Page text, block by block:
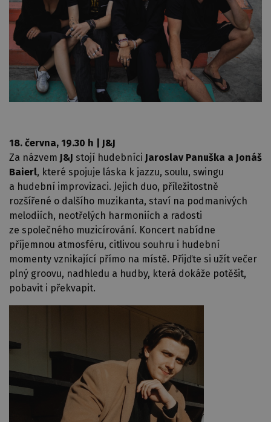
18. června, 19.30 h | J&J
Za názvem J&J stojí hudebníci Jaroslav Panuška a Jonáš
Baierl, které spojuje láska k jazzu, soulu, swingu
a hudební improvizaci. Jejich duo, příležitostně
rozšířené o dalšího muzikanta, staví na podmanivých
melodiích, neotřelých harmoniích a radosti
ze společného muzicírování. Koncert nabídne
příjemnou atmosféru, citlivou souhru i hudební
momenty vznikající přímo na místě. Přijďte si užít večer
plný groovu, nadhledu a hudby, která dokáže potěšit,
pobavit i překvapit.